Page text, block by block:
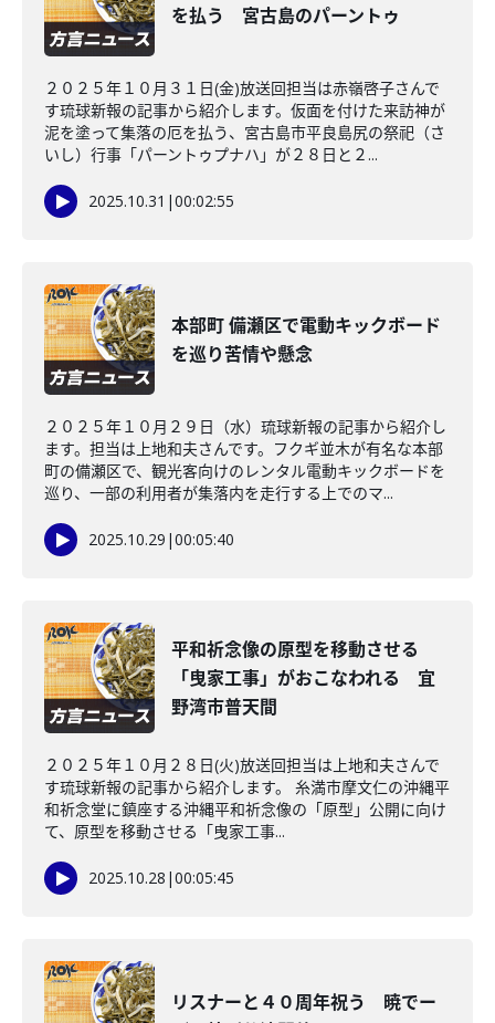
を払う 宮古島のパーントゥ
２０２５年１０月３１日(金)放送回担当は赤嶺啓子さんで
す琉球新報の記事から紹介します。仮面を付けた来訪神が
泥を塗って集落の厄を払う、宮古島市平良島尻の祭祀（さ
いし）行事「パーントゥプナハ」が２８日と２...
2025.10.31 |00:02:55
本部町 備瀬区で電動キックボード
を巡り苦情や懸念
２０２５年１０月２９日（水）琉球新報の記事から紹介し
ます。担当は上地和夫さんです。フクギ並木が有名な本部
町の備瀬区で、観光客向けのレンタル電動キックボードを
巡り、一部の利用者が集落内を走行する上でのマ...
2025.10.29 |00:05:40
平和祈念像の原型を移動させる
「曳家工事」がおこなわれる 宜
野湾市普天間
２０２５年１０月２８日(火)放送回担当は上地和夫さんで
す琉球新報の記事から紹介します。 糸満市摩文仁の沖縄平
和祈念堂に鎮座する沖縄平和祈念像の「原型」公開に向け
て、原型を移動させる「曳家工事...
2025.10.28 |00:05:45
リスナーと４０周年祝う 暁でー